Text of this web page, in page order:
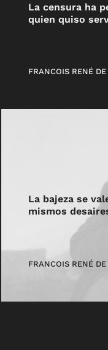
La censura ha
quien quiso
FRANCOIS RENÉ
La bajeza se
mismos
FRANCOIS RENÉ